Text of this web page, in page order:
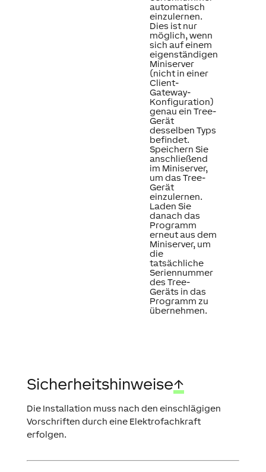
automatisch
einzulernen.
Dies ist nur
möglich, wenn
sich auf einem
eigenständigen
Miniserver
(nicht in einer
Client-
Gateway-
Konfiguration)
genau ein Tree-
Gerät
desselben Typs
befindet.
Speichern Sie
anschließend
im Miniserver,
um das Tree-
Gerät
einzulernen.
Laden Sie
danach das
Programm
erneut aus dem
Miniserver, um
die
tatsächliche
Seriennummer
des Tree-
Geräts in das
Programm zu
übernehmen.
Sicherheitshinweise↑
Die Installation muss nach den einschlägigen
Vorschriften durch eine Elektrofachkraft
erfolgen.